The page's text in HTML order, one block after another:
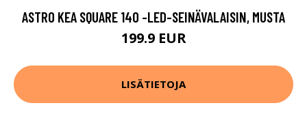
ASTRO KEA SQUARE 140 -LED-SEINÄVALAISIN, MUSTA
199.9 EUR
LISÄTIETOJA